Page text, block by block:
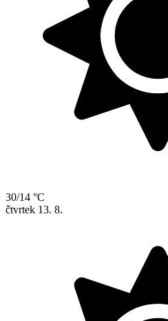
30/14 °C
čtvrtek 13. 8.